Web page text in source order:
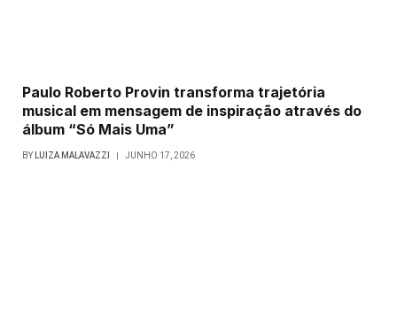
Paulo Roberto Provin transforma trajetória
musical em mensagem de inspiração através do
álbum “Só Mais Uma”
BY LUIZA MALAVAZZI JUNHO 17, 2026